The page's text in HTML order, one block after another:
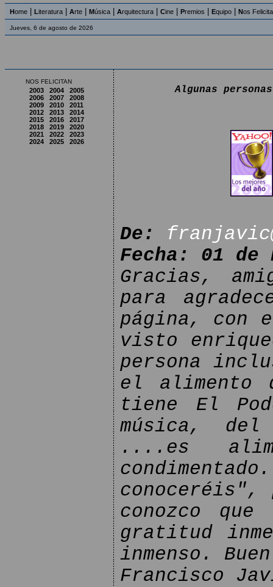
Home Literatura Arte Música Arquitectura Cine Premios Equipo Nos
Jueves, 6 de agosto de 2026
NOS FELICITAN
2003 2004
2005
2006
2007
2008
2009
2010
2011
2012
2013
2014
2015
2016
2017
2018
2019
2020
2021
2022
2023
2024
2025 2026
Algunas
De:
Fecha: 01 de
Gracias,
para
página, con
visto
persona
el alimento
tiene El
música,
....es
conoceréis",
conozco
gratitud
inmenso.
Francisco